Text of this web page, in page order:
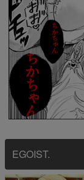
EGOIST.